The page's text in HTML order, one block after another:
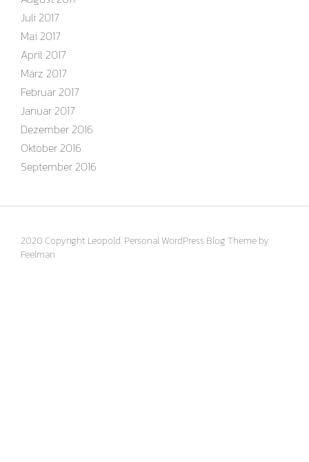
Juli 2017
Mai 2017
April 2017
März 2017
Februar 2017
Januar 2017
Dezember 2016
Oktober 2016
September 2016
2020 Copyright Leopold. Personal WordPress Blog Theme by
Feelman.